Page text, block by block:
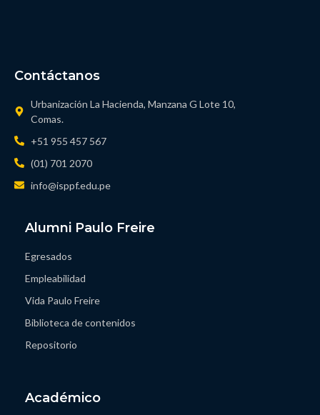
Contáctanos
Urbanización La Hacienda, Manzana G Lote 10,
Comas.
+51 955 457 567
(01) 701 2070
info@isppf.edu.pe
Alumni Paulo Freire
Egresados
Empleabilidad
Vida Paulo Freire
Biblioteca de contenidos
Repositorio
Académico